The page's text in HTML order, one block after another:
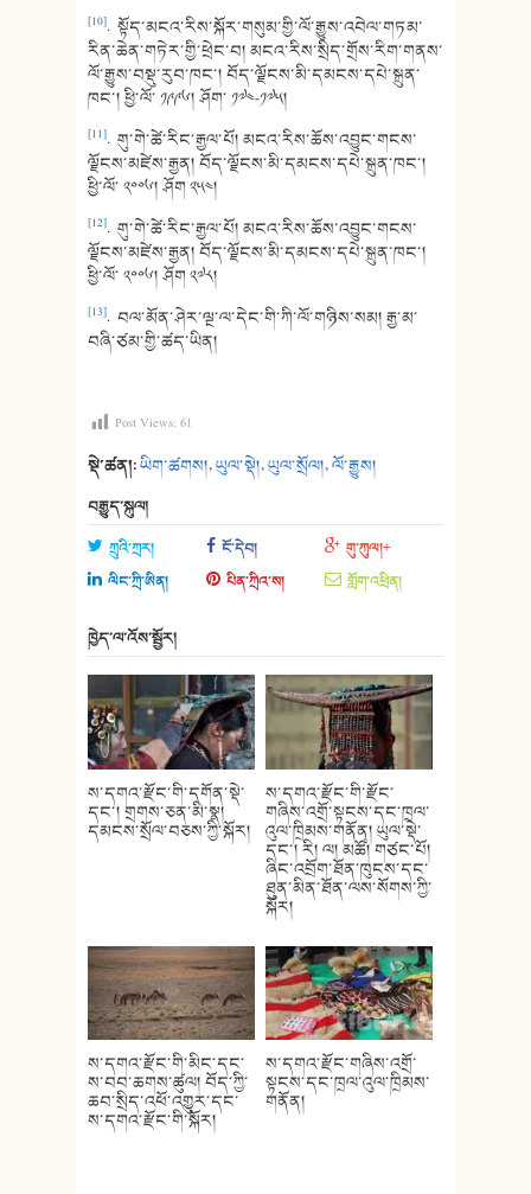
[10]. སྟོད་མངའ་རིས་སྐོར་གསུམ་གྱི་ལོ་རྒྱུས་འབེལ་གཏམ་
རིན་ཆེན་གཏེར་གྱི་ཕྲེང་བ། མངའ་རིས་སྲིད་གྲོས་རིག་གནས་
ལོ་རྒྱུས་བསྡུ་རུབ་ཁང་། བོད་ལྗོངས་མི་དམངས་དཔེ་སྐྲུན་
ཁང་། ཕྱི་ལོ་ ༡༩༩༦། ཤོག་ ༡༧༤-༡༧༥།
[11]. གུ་གེ་ཚེ་རིང་རྒྱལ་པོ། མངའ་རིས་ཆོས་འབྱུང་གངས་
ལྗོངས་མཛེས་རྒྱན། བོད་ལྗོངས་མི་དམངས་དཔེ་སྐྲུན་ཁང་།
ཕྱི་ལོ་ ༢༠༠༦། ཤོག ༢༥༤།
[12]. གུ་གེ་ཚེ་རིང་རྒྱལ་པོ། མངའ་རིས་ཆོས་འབྱུང་གངས་
ལྗོངས་མཛེས་རྒྱན། བོད་ལྗོངས་མི་དམངས་དཔེ་སྐྲུན་ཁང་།
ཕྱི་ལོ་ ༢༠༠༦། ཤོག ༢༧༨།
[13]. བལ་མོན་ཤེར་ལྔ་ལ་དེང་གི་ཀི་ལོ་གཉིས་སམ། རྒྱ་མ་
བཞི་ཙམ་གྱི་ཚད་ཡིན།
Post Views: 61
སྡེ་ཚན།:ཡིག་ཚགས།,ཡུལ་སྡེ།,ཡུལ་སྲོལ།,ལོ་རྒྱུས།
བརྒྱུད་སྐུལ།
ཀྲུའི་ཀྲར། ངོ་དེབ།
གུ་ཀུལ།+
ལིང་ཀྲི་ཨིན།
པིན་ཀྲིའ་ས། གློག་འཕྲིན།
ཁྱེད་ལ་འོས་སྦྱོར།
ས་དགའ་རྫོང་གི་དགོན་སྡེ་
དང་། གྲགས་ཅན་མི་སྣ།
དམངས་སྲོལ་བཅས་ཀྱི་སྐོར།
ས་དགའ་རྫོང་གི་རྫོང་
གཞིས་འགྲོ་སྟངས་དང་ཁྲལ་
འུལ་ཁྲིམས་གནོན། ཡུལ་སྡེ་
དང་། རི། ལ། མཚོ། གཙང་པོ།
ཞིང་འབྲོག་ཐོན་ཁུངས་དང་
ཐུན་མིན་ཐོན་ལས་སོགས་ཀྱི་
སྐོར།
ས་དགའ་རྫོང་གི་མིང་དང་
ས་བབ་ཆགས་ཚུལ། བོད་ཀྱི་
ཆབ་སྲིད་འཕོ་འགྱུར་དང་
ས་དགའ་རྫོང་གི་སྐོར།
ས་དགའ་རྫོང་གཞིས་འགྲོ་
སྟངས་དང་ཁྲལ་འུལ་ཁྲིམས་
གནོན།